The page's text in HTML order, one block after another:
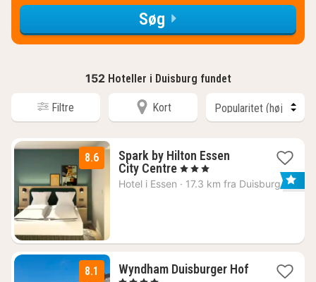
Søg
152 Hoteller i Duisburg fundet
Filtre Kort
8.6
Spark by Hilton Essen
City Centre3
nætter
, 3 Stjerner
Hotel i Essen · 17.3 km fra Duisburg
8.1
Wyndham Duisburger Hof